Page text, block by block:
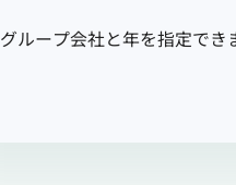
グループ会社と年を指定でき